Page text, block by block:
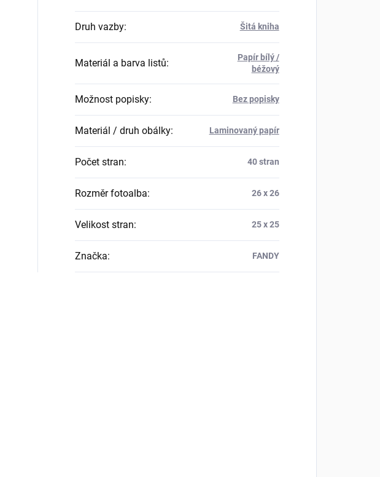
Druh vazby: Šitá kniha
Materiál a barva listů:
Papír bílý /
béžový
Možnost popisky: Bez popisky
Materiál / druh obálky: Laminovaný papír
Počet stran: 40 stran
Rozměr fotoalba: 26 x 26
Velikost stran: 25 x 25
Značka: FANDY